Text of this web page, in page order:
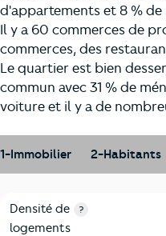
d'appartements et 8 % de
Il y a 60 commerces de
commerces, des
Le quartier est bien
commun avec 31 % de
voiture et il y a de
1-Immobilier 2-Habitants
1-Immobilier
Critères Viarme
Densité de
logements
?